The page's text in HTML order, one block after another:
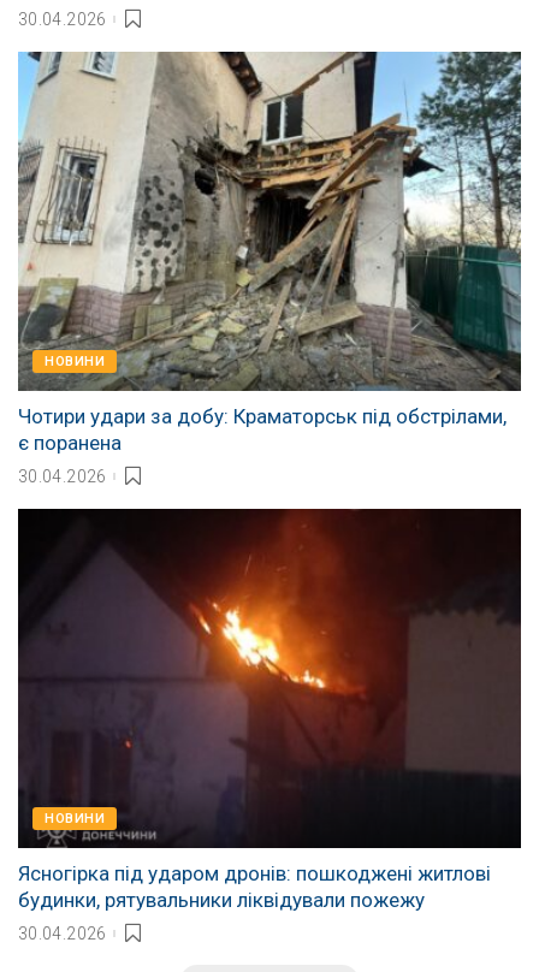
30.04.2026
НОВИНИ
Чотири удари за добу: Краматорськ під обстрілами,
є поранена
30.04.2026
НОВИНИ
Ясногірка під ударом дронів: пошкоджені житлові
будинки, рятувальники ліквідували пожежу
30.04.2026